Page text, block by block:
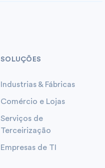
SOLUÇÕES
Industrias & Fábricas
Comércio e Lojas
Serviços de
Terceirização
Empresas de TI